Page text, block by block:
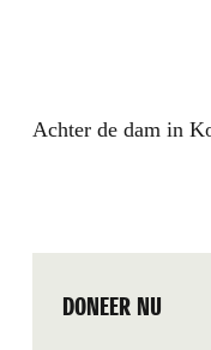
Achter de dam in
DONEER NU